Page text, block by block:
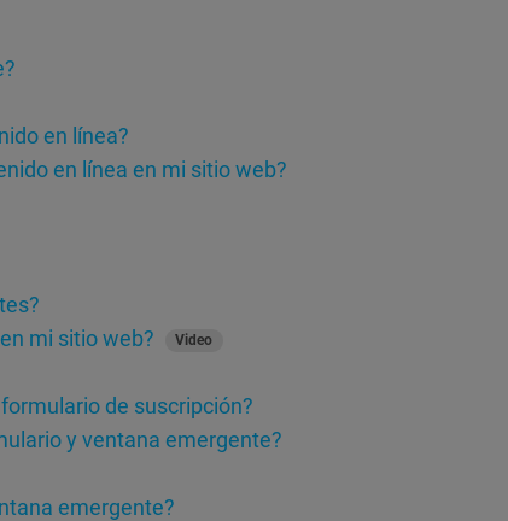
en línea?
en línea en mi sitio web?
mi sitio web?
Video
de suscripción?
y ventana emergente?
emergente?